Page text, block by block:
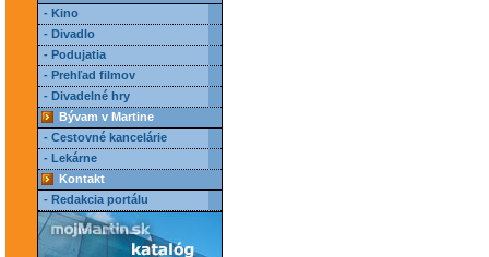
- Kino
- Divadlo
- Podujatia
- Prehľad filmov
- Divadelné hry
Bývam v Martine
- Cestovné kancelárie
- Lekárne
Kontakt
- Redakcia portálu